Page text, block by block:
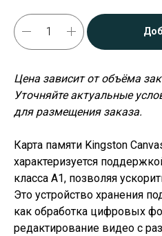
Цена зависит от объёма
Уточняйте актуальные
для размещения заказа.
Карта памяти Kingston
характеризуется
класса А1, позволяя
Это устройство хранения
как обработка цифровых
редактирование видео с